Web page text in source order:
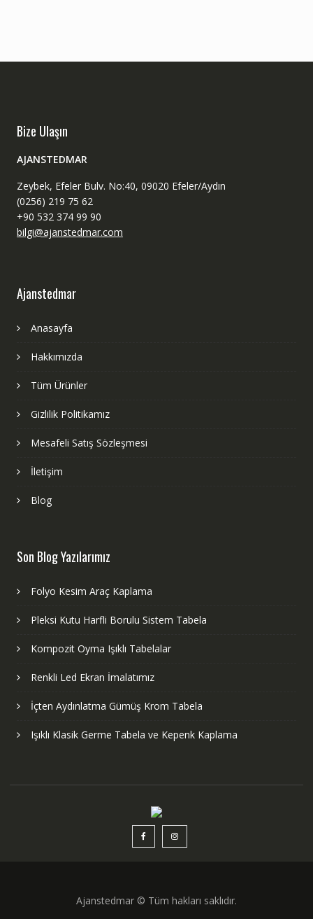
Bize Ulaşın
AJANSTEDMAR
Zeybek, Efeler Bulv. No:40, 09020 Efeler/Aydın
(0256) 219 75 62
+90 532 374 99 90
bilgi@ajanstedmar.com
Ajanstedmar
Anasayfa
Hakkımızda
Tüm Ürünler
Gizlilik Politikamız
Mesafeli Satış Sözleşmesi
İletişim
Blog
Son Blog Yazılarımız
Folyo Kesim Araç Kaplama
Pleksi Kutu Harfli Borulu Sistem Tabela
Kompozit Oyma Işıklı Tabelalar
Renkli Led Ekran İmalatımız
İçten Aydınlatma Gümüş Krom Tabela
Işıklı Klasik Germe Tabela ve Kepenk Kaplama
Ajanstedmar © Tüm hakları saklıdır.